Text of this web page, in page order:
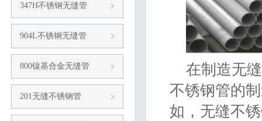
347H不锈钢无缝管
904L不锈钢无缝管
800镍基合金无缝管
201无缝不锈钢管
在制造无缝
不锈钢管的
如，无缝不